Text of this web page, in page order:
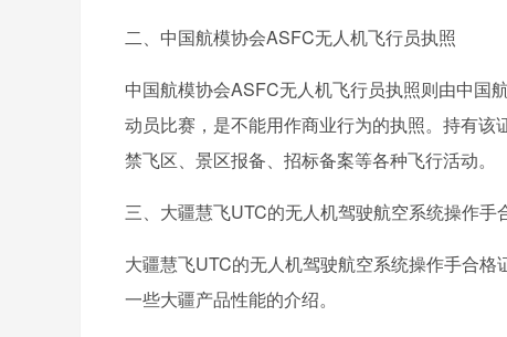
二、中国航模协会ASFC无人机飞行员执照
中国航模协会ASFC无人机飞行员执照则由中国
动员比赛，是不能用作商业行为的执照。持有
禁飞区、景区报备、招标备案等各种飞行活动。
三、大疆慧飞UTC的无人机驾驶航空系统操作手
大疆慧飞UTC的无人机驾驶航空系统操作手合
一些大疆产品性能的介绍。